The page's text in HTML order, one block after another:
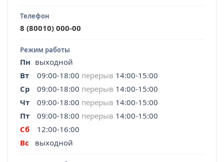
Телефон
8 (80010) 000-00
Режим работы
Пн выходной
Вт
09:00-18:00 перерыв 14:00-15:00
Ср
09:00-18:00 перерыв 14:00-15:00
Чт
09:00-18:00 перерыв 14:00-15:00
Пт
09:00-18:00 перерыв 14:00-15:00
Сб
12:00-16:00
Вс
выходной